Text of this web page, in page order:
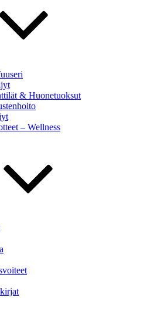
& Huonetuoksut
– Wellness